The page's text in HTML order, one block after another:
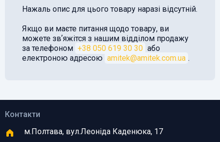
Нажаль опис для цього товару наразі відсутній.
Якщо ви маєте питання щодо товару, ви
можете звʼяжітся з нашим відділом продажу
за телефоном +38 050 619 30 30 або
електроною адресою amitek@amitek.com.ua .
Контакти
м.Полтава, вул.Леоніда Каденюка, 17